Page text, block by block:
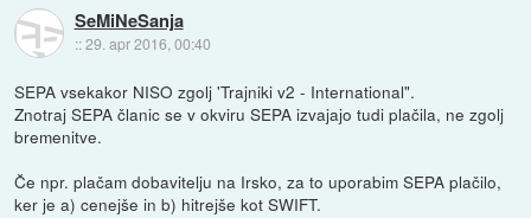
SeMiNeSanja
::29. apr 2016, 00:40
SEPA vsekakor NISO zgolj 'Trajniki v2 - International".
Znotraj SEPA članic se v okviru SEPA izvajajo tudi plačila, ne zgolj
bremenitve.
Če npr. plačam dobavitelju na Irsko, za to uporabim SEPA plačilo,
ker je a) cenejše in b) hitrejše kot SWIFT.